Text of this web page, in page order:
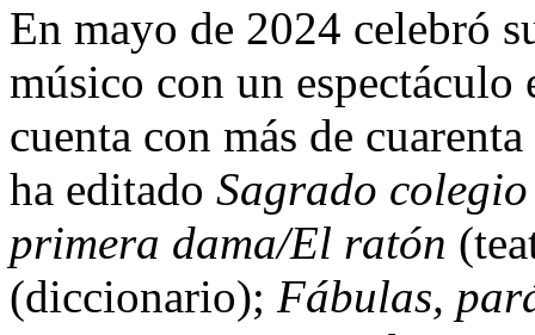
En mayo de 2024 celebró
músico con un
cuenta con más de
ha editado Sagrado colegio
primera dama/El ratón
(diccionario); Fábulas,